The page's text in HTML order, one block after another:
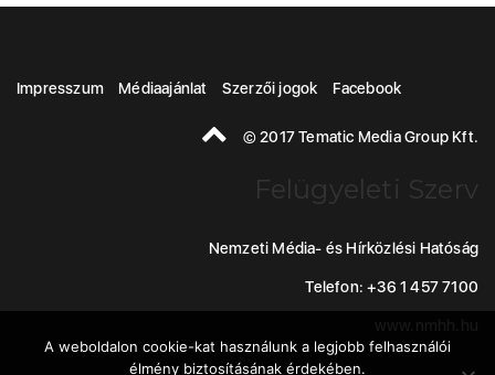
Impresszum Médiaajánlat Szerzői jogok Facebook
© 2017 Tematic Media Group Kft.
Felügyeleti Szerv
Nemzeti Média- és Hírközlési Hatóság
Telefon: +36 1 457 7100
A weboldalon cookie-kat használunk a legjobb felhasználói
élmény biztosításának érdekében.